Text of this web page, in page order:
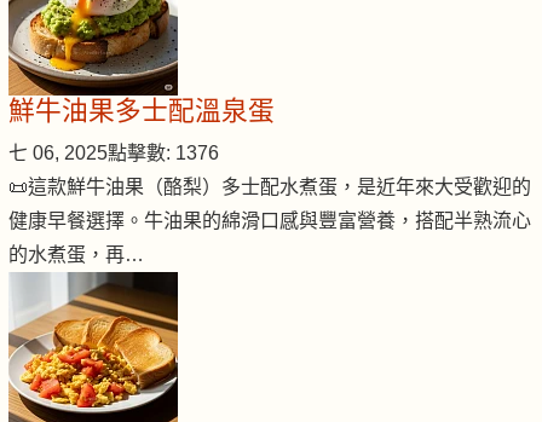
鮮牛油果多士配溫泉蛋
七 06, 2025點擊數: 1376
📜這款鮮牛油果（酪梨）多士配水煮蛋，是近年來大受歡迎的
健康早餐選擇。牛油果的綿滑口感與豐富營養，搭配半熟流心
的水煮蛋，再…